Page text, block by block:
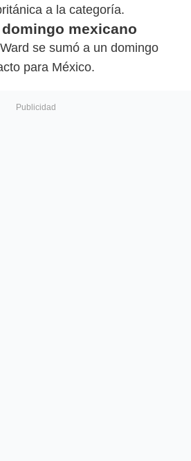
a la categoría.
domingo mexicano
se sumó a un domingo
para México.